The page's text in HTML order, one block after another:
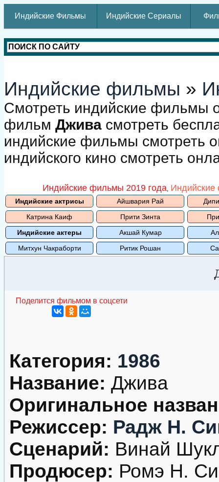
Индийские Фильмы Индийские Сериалы
Индийские фильмы »
Смотреть индийские фильмы
фильм Джива смотреть
индийские фильмы смотреть
индийского кино смотреть
Индийские фильмы 2019 года,
Индийские актрисы Айшвария Рай
Катрина Каиф
Прити Зинта
Индийские актеры
Акшай Кумар
Митхун Чакраборти
Ритик Рошан
Поделится фильмом в соцсети
Категория: 1986
Название: Джива
Оригинальное
Режиссер: Радж Н.
Сценарий: Винай
Продюсер: Ромэ Н.